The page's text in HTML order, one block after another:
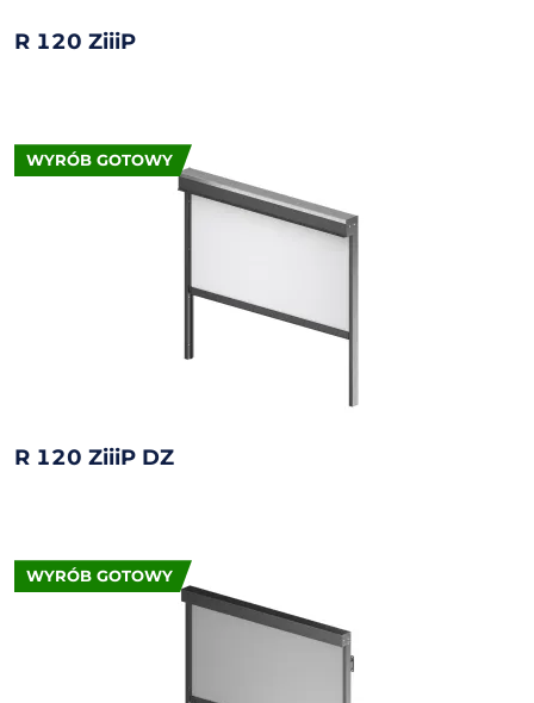
R 120 ZiiiP
WYRÓB GOTOWY
R 120 ZiiiP DZ
WYRÓB GOTOWY